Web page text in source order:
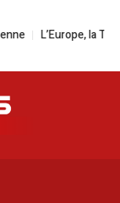
L’Europe, la Tunisie